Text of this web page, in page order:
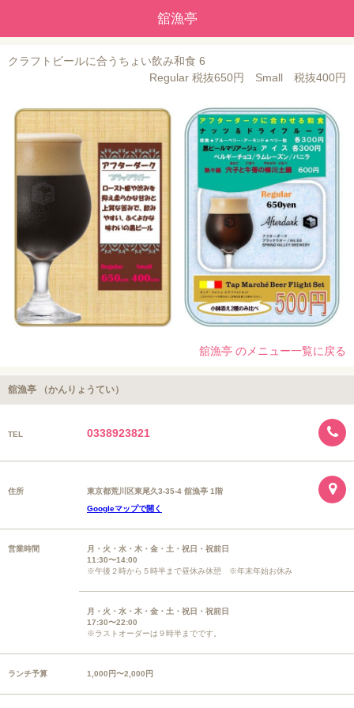
舘漁亭
クラフトビールに合うちょい飲み和食 6
Regular 税抜650円 Small 税抜400円
舘漁亭 のメニュー一覧に戻る
舘漁亭 （かんりょうてい）
TEL 0338923821
住所
東京都荒川区東尾久3-35-4 舘漁亭 1階
Googleマップで開く
営業時間
月・火・水・木・金・土・祝日・祝前日
11:30〜14:00
※午後２時から５時半まで昼休み休憩 ※年末年始お休み
月・火・水・木・金・土・祝日・祝前日
17:30〜22:00
※ラストオーダーは９時半までです。
ランチ予算 1,000円〜2,000円